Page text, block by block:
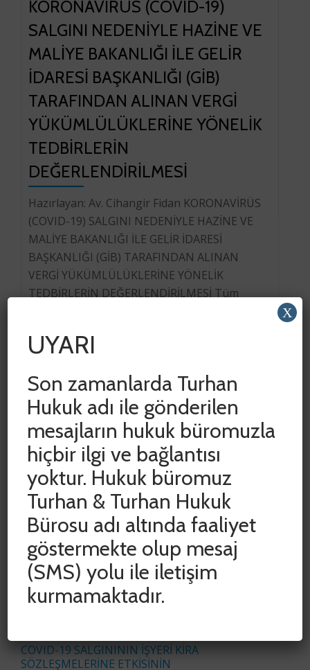
KORONAVİRÜS (COVID-19)
SALGINI NEDENİYLE HAZİNE VE
MALİYE BAKANLIĞI İLE GELİR
İDARESİ BAŞKANLIĞI (GİB)
TARAFINDAN ALINAN VERGİ
YÜKÜMLÜLÜKLERİNE YÖNELİK
TEDBİRLERİN
DEĞERLENDİRİLMESİ
Hazırlayan: Av. Cihangir Fidan KORONAVİRÜS
(COVID-19) SALGINI NEDENİYLE HAZİNE VE
MALİYE BAKANLIĞI İLE GELİR İDARESİ
BAŞKANLIĞI (GİB) TARAFINDAN ALINAN
VERGİ YÜKÜMLÜLÜKLERİNE YÖNELİK
TEDBİRLERİN DEĞERLENDİRİLMESİ Tüm
sekteye ve gelir kaybına uğramasına neden
azaltabilmek adına Türkiye Cumhuriyeti
Hükümeti […]
SON YAZILAR
ADLİ VE İDARİ YARGIDA HAK KAYIPLARININ
ÖNLENMESİ AMACIYLA DURDURULAN SÜRELER
COVID-19 SALGINININ İŞYERİ KİRA
SÖZLEŞMELERİNE ETKİSİNİN
UYARI
Son zamanlarda Turhan
Hukuk adı ile gönderilen
mesajların hukuk büromuzla
hiçbir ilgi ve bağlantısı
yoktur. Hukuk büromuz
Turhan & Turhan Hukuk
Bürosu adı altında faaliyet
göstermekte olup mesaj
(SMS) yolu ile iletişim
kurmamaktadır.
X